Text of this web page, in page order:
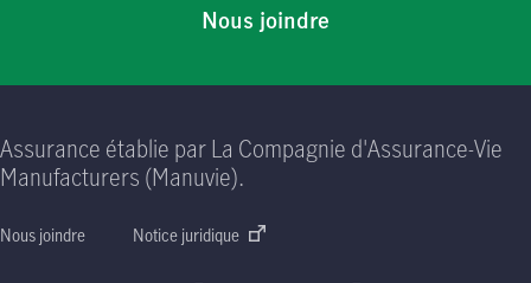
Nous joindre
Assurance établie par La Compagnie d'Assurance-Vie
Manufacturers (Manuvie).
Nous joindre Notice juridique